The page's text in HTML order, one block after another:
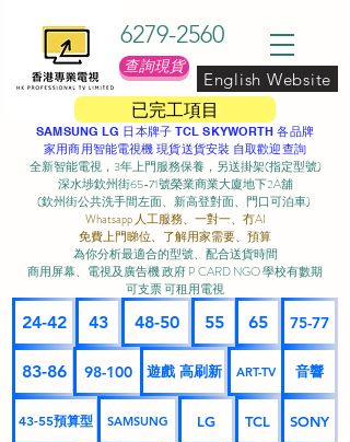
已完工項目
6279-2560
查詢現貨
English Website
SAMSUNG LG 日本牌子 TCL SKYWORTH 各品牌
家用商用智能電視機 現貨送貨安裝 自取歡迎查詢
全新智能電視，3年上門服務保養，另送掛架(指定型號)
深水埗欽州街65-71號榮業商業大廈地下2A舖
(欽州街公共洗手間左面、新高登對面、門口可泊車) ​
Whatsapp 人工服務、一對一、冇AI
免費上門睇位、了解用家需要、預算
為你分析最適合的型號、配合送貨時間
商用屏幕、電視及廣告機 政府 P CARD NGO 學校有數期
可支票 可租用電視
24-42 43 48-50 55 65 75-77
83-86 98-100 遊戲 高刷新 ART-TV 音響
43-55預算型 SAMSUNG LG TCL SONY